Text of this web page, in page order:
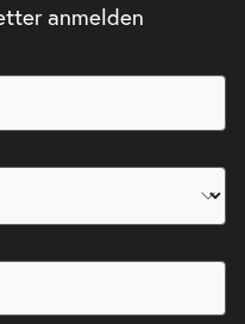
anmelden